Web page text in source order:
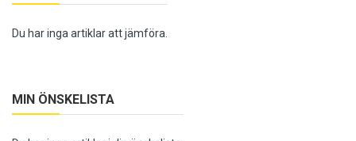
Du har inga artiklar att jämföra.
MIN ÖNSKELISTA